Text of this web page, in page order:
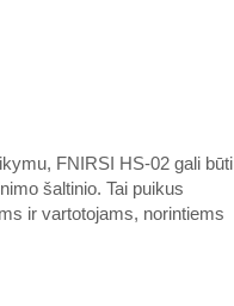
FNIRSI HS-02 gali būti
šaltinio. Tai puikus
ir vartotojams, norintiems